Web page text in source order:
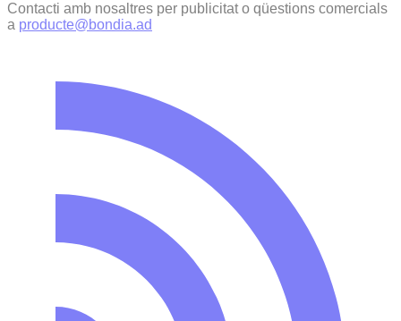
Contacti amb nosaltres per publicitat o qüestions comercials
a producte@bondia.ad